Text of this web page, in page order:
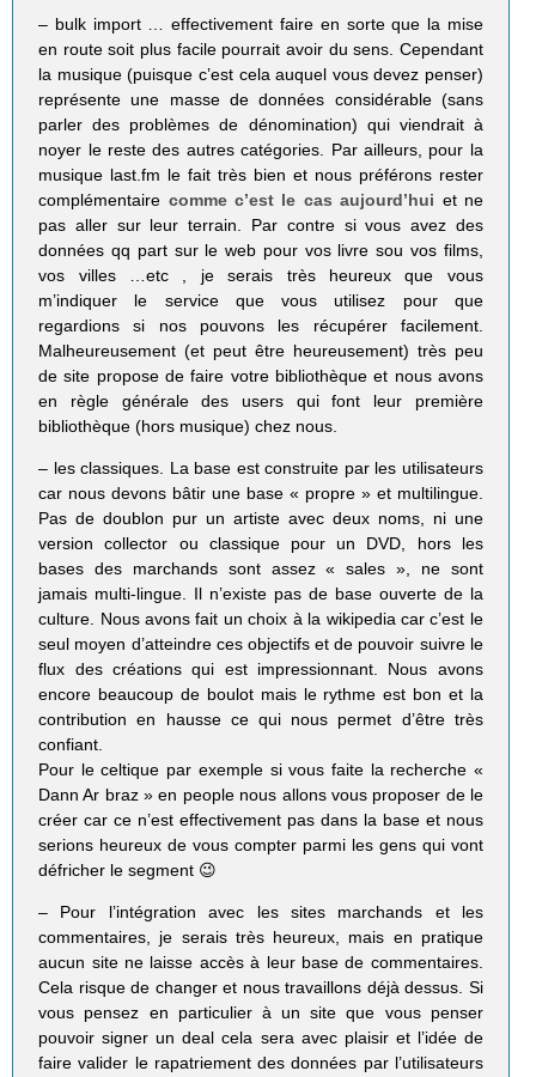
– bulk import … effectivement faire en sorte que la mise
en route soit plus facile pourrait avoir du sens. Cependant
la musique (puisque c’est cela auquel vous devez penser)
représente une masse de données considérable (sans
parler des problèmes de dénomination) qui viendrait à
noyer le reste des autres catégories. Par ailleurs, pour la
musique last.fm le fait très bien et nous préférons rester
complémentaire comme c’est le cas aujourd’hui et ne
pas aller sur leur terrain. Par contre si vous avez des
données qq part sur le web pour vos livre sou vos films,
vos villes …etc , je serais très heureux que vous
m’indiquer le service que vous utilisez pour que
regardions si nos pouvons les récupérer facilement.
Malheureusement (et peut être heureusement) très peu
de site propose de faire votre bibliothèque et nous avons
en règle générale des users qui font leur première
bibliothèque (hors musique) chez nous.
– les classiques. La base est construite par les utilisateurs
car nous devons bâtir une base « propre » et multilingue.
Pas de doublon pur un artiste avec deux noms, ni une
version collector ou classique pour un DVD, hors les
bases des marchands sont assez « sales », ne sont
jamais multi-lingue. Il n’existe pas de base ouverte de la
culture. Nous avons fait un choix à la wikipedia car c’est le
seul moyen d’atteindre ces objectifs et de pouvoir suivre le
flux des créations qui est impressionnant. Nous avons
encore beaucoup de boulot mais le rythme est bon et la
contribution en hausse ce qui nous permet d’être très
confiant.
Pour le celtique par exemple si vous faite la recherche «
Dann Ar braz » en people nous allons vous proposer de le
créer car ce n’est effectivement pas dans la base et nous
serions heureux de vous compter parmi les gens qui vont
défricher le segment 😉
– Pour l’intégration avec les sites marchands et les
commentaires, je serais très heureux, mais en pratique
aucun site ne laisse accès à leur base de commentaires.
Cela risque de changer et nous travaillons déjà dessus. Si
vous pensez en particulier à un site que vous penser
pouvoir signer un deal cela sera avec plaisir et l’idée de
faire valider le rapatriement des données par l’utilisateurs